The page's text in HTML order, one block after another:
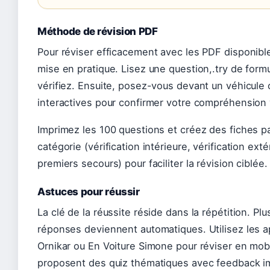
Méthode de révision PDF
Pour réviser efficacement avec les PDF
mise en pratique. Lisez une question,.try de
vérifiez. Ensuite, posez-vous devant un véhicule
interactives pour confirmer votre compréhension
Imprimez les 100 questions et créez des fiches
catégorie (vérification intérieure, vérification
premiers secours) pour faciliter la révision ciblée.
Astuces pour réussir
La clé de la réussite réside dans la répétition.
réponses deviennent automatiques. Utilisez les
Ornikar ou En Voiture Simone pour réviser en
proposent des quiz thématiques avec feedback